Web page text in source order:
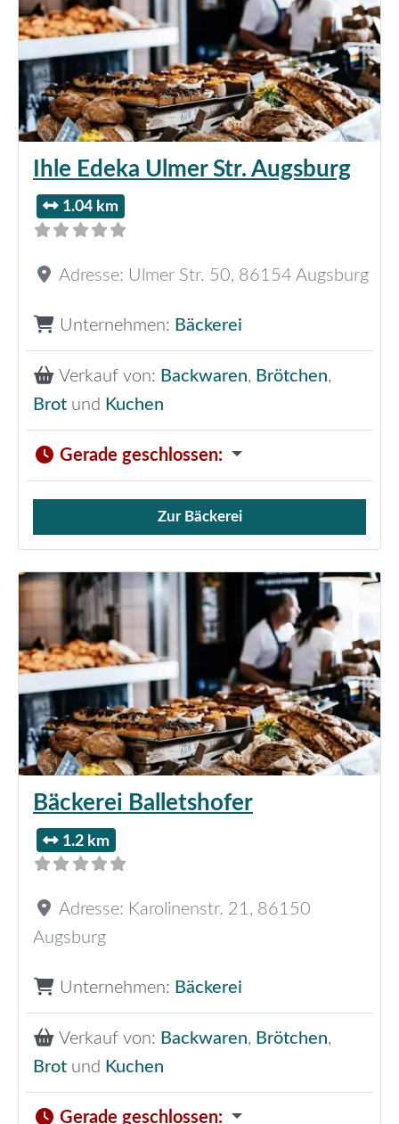
Ihle Edeka Ulmer Str. Augsburg
1.04 km
Adresse: Ulmer Str. 50, 86154 Augsburg
Unternehmen: Bäckerei
Verkauf von: Backwaren, Brötchen,
Brot und Kuchen
Gerade geschlossen:
Verkauf von Brötchen,
Zur Bäckerei
Bäckerei Balletshofer
1.2 km
Adresse: Karolinenstr. 21 , 86150
Augsburg
Unternehmen: Bäckerei
Verkauf von: Backwaren, Brötchen,
Brot und Kuchen
Gerade geschlossen: